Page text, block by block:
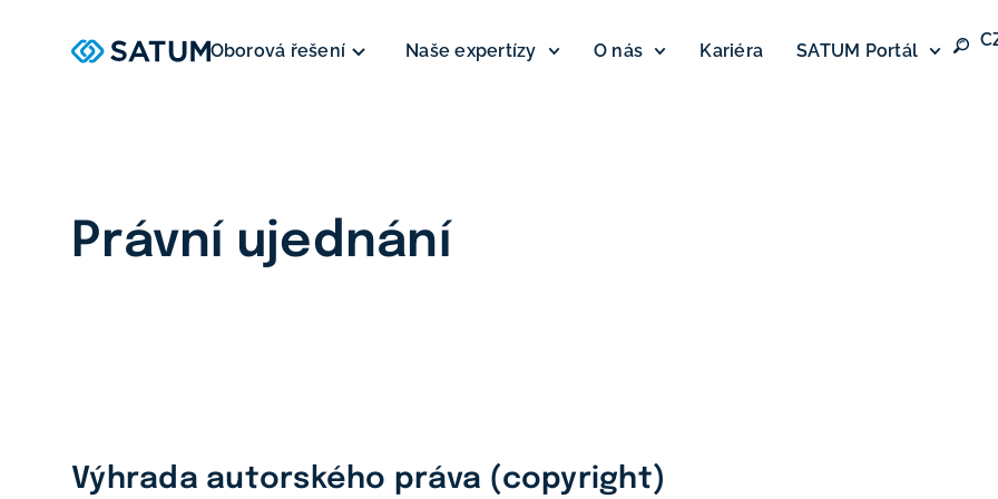
Oborová řešení Naše expertízy O nás Kariéra SATUM Portál
Právní ujednání
Výhrada autorského práva (copyright)